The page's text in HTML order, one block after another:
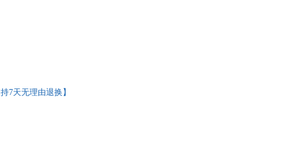
7天无理由退换】